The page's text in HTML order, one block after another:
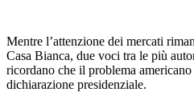
Mentre l’attenzione dei mercati
Casa Bianca, due voci tra le più
ricordano che il problema
dichiarazione presidenziale.